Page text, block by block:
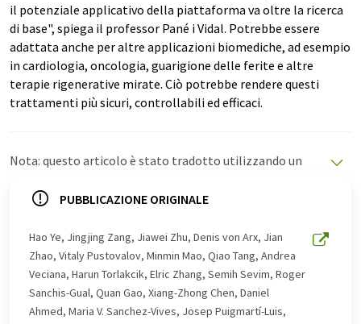
il potenziale applicativo della piattaforma va oltre la ricerca
di base", spiega il professor Pané i Vidal. Potrebbe essere
adattata anche per altre applicazioni biomediche, ad esempio
in cardiologia, oncologia, guarigione delle ferite e altre
terapie rigenerative mirate. Ciò potrebbe rendere questi
trattamenti più sicuri, controllabili ed efficaci.
Nota: questo articolo è stato tradotto utilizzando un
offre queste traduzioni automatiche per presentare una
articolo è stato tradotto con traduzione automatica, è
possibile che contenga errori di vocabolario, sintassi o
grammatica. L'articolo originale in Inglese può essere
trovatoqui.
PUBBLICAZIONE ORIGINALE
Hao Ye, Jingjing Zang, Jiawei Zhu, Denis von Arx, Jian
Zhao, Vitaly Pustovalov, Minmin Mao, Qiao Tang, Andrea
Veciana, Harun Torlakcik, Elric Zhang, Semih Sevim, Roger
Sanchis-Gual, Quan Gao, Xiang-Zhong Chen, Daniel
Ahmed, Maria V. Sanchez-Vives, Josep Puigmartí-Luis,